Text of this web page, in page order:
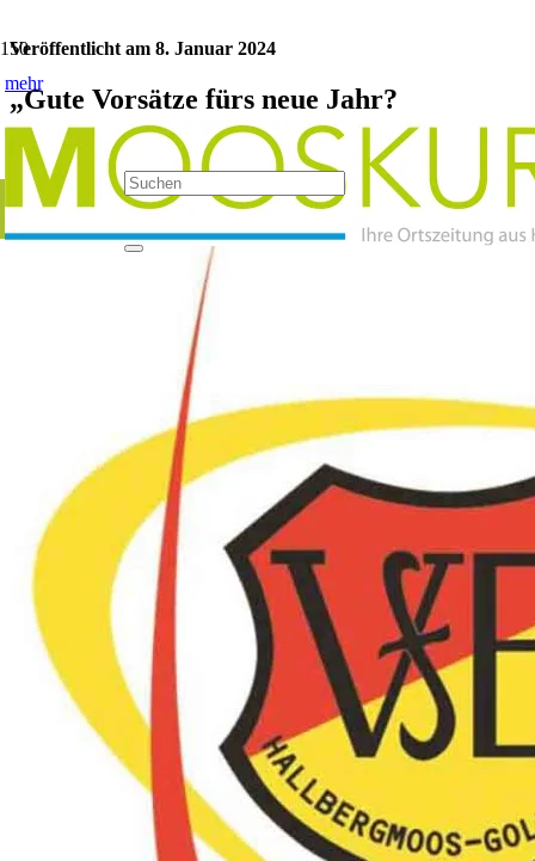
mehr
Veröffentlicht am 8. Januar 2024
„Gute Vorsätze fürs neue Jahr?
Kategorie:
Sport
Jetzt teilen: